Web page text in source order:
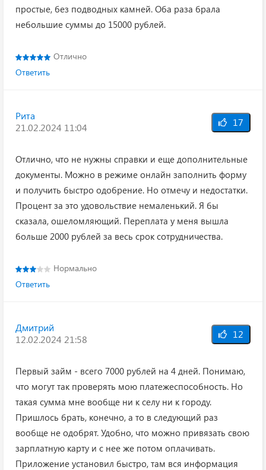
простые, без подводных камней. Оба раза брала
небольшие суммы до 15000 рублей.
Отлично
Ответить
Рита
21.02.2024 11:04
17
Отлично, что не нужны справки и еще дополнительные
документы. Можно в режиме онлайн заполнить форму
и получить быстро одобрение. Но отмечу и недостатки.
Процент за это удовольствие немаленький. Я бы
сказала, ошеломляющий. Переплата у меня вышла
больше 2000 рублей за весь срок сотрудничества.
Нормально
Ответить
Дмитрий
12.02.2024 21:58
12
Первый займ - всего 7000 рублей на 4 дней. Понимаю,
что могут так проверять мою платежеспособность. Но
такая сумма мне вообще ни к селу ни к городу.
Пришлось брать, конечно, а то в следующий раз
вообще не одобрят. Удобно, что можно привязать свою
зарплатную карту и с нее же потом оплачивать.
Приложение установил быстро, там вся информация